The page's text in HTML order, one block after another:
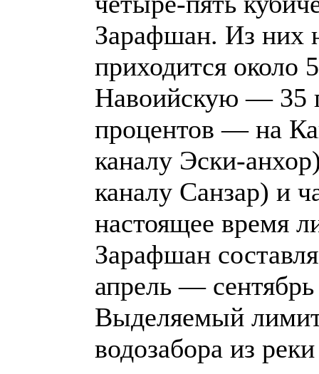
Зарафшан. Из них
приходится около
Навоийскую — 35
процентов — на
каналу Эски-
каналу Санзар) и
настоящее время
Зарафшан
апрель —
Выделяемый
водозабора из